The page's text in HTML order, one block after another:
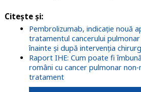
Citește și:
Pembrolizumab, indicație nouă
tratamentul cancerului
înainte și după intervenția
Raport IHE: Cum poate fi
români cu cancer pulmonar
tratament